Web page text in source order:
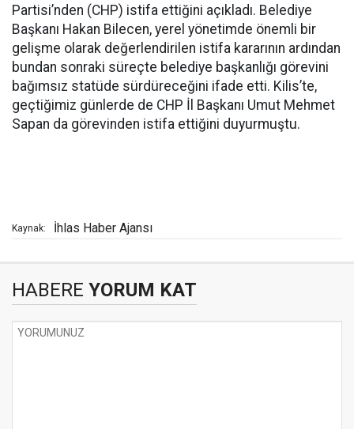
Partisi’nden (CHP) istifa ettiğini açıkladı. Belediye
Başkanı Hakan Bilecen, yerel yönetimde önemli bir
gelişme olarak değerlendirilen istifa kararının ardından
bundan sonraki süreçte belediye başkanlığı görevini
bağımsız statüde sürdüreceğini ifade etti. Kilis’te,
geçtiğimiz günlerde de CHP İl Başkanı Umut Mehmet
Sapan da görevinden istifa ettiğini duyurmuştu.
Kaynak: İhlas Haber Ajansı
HABERE YORUM KAT